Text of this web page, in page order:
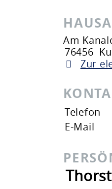
Am
76456
Zur
Telefon
E-Mail